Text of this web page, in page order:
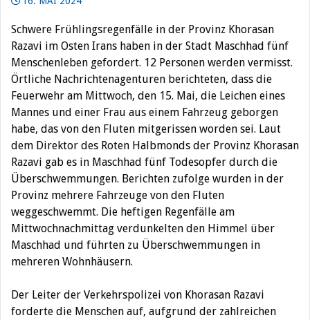
Schwere Frühlingsregenfälle in der Provinz Khorasan
Razavi im Osten Irans haben in der Stadt Maschhad fünf
Menschenleben gefordert. 12 Personen werden vermisst.
Örtliche Nachrichtenagenturen berichteten, dass die
Feuerwehr am Mittwoch, den 15. Mai, die Leichen eines
Mannes und einer Frau aus einem Fahrzeug geborgen
habe, das von den Fluten mitgerissen worden sei. Laut
dem Direktor des Roten Halbmonds der Provinz Khorasan
Razavi gab es in Maschhad fünf Todesopfer durch die
Überschwemmungen. Berichten zufolge wurden in der
Provinz mehrere Fahrzeuge von den Fluten
weggeschwemmt. Die heftigen Regenfälle am
Mittwochnachmittag verdunkelten den Himmel über
Maschhad und führten zu Überschwemmungen in
mehreren Wohnhäusern.
Der Leiter der Verkehrspolizei von Khorasan Razavi
forderte die Menschen auf, aufgrund der zahlreichen